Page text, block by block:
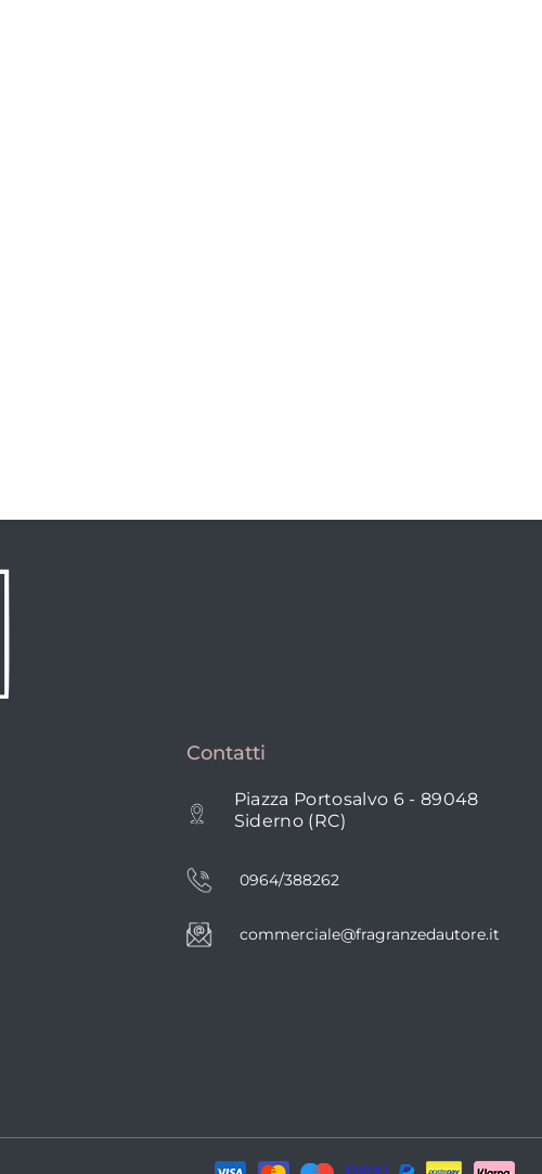
Contatti
Piazza Portosalvo 6 - 89048
Siderno (RC)
0964/388262
commerciale@fragranzedautore.it